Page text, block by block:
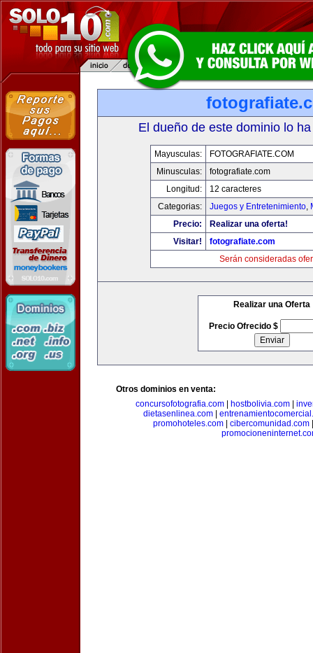
El dueño de este dominio lo
Mayusculas:
FOTOGRAFIATE.COM
Minusculas:
fotografiate.com
Longitud:
12 caracteres
Categorias:
Juegos y Entretenimiento,
Precio:
Realizar una oferta!
Visitar!
fotografiate.com
Serán consideradas
Realizar una Oferta
Precio Ofrecido $
Otros dominios en venta:
concursofotografia.com| hostbolivia.com|
dietasenlinea.com|
promohoteles.com
cibercomunidad.com